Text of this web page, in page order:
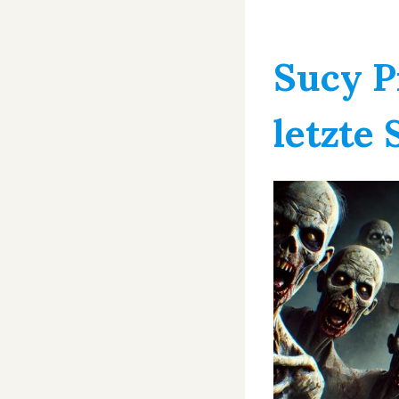
Sucy
letzte